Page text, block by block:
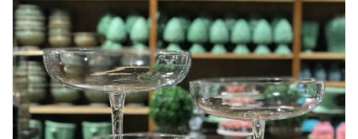
Lost Password
Cadastrar Conta